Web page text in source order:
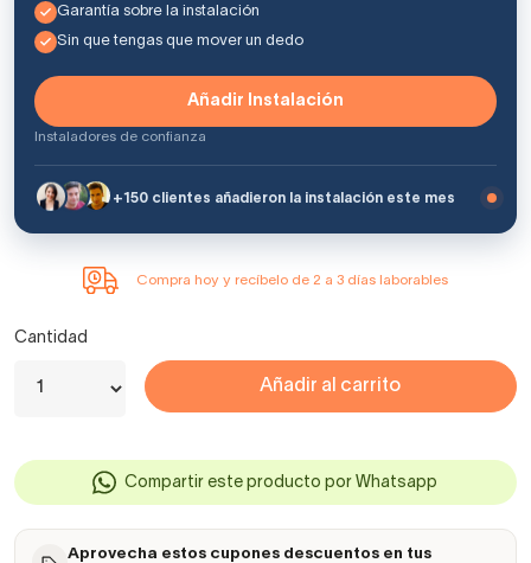
Garantía sobre la instalación
Sin que tengas que mover un dedo
Añadir Instalación
Instaladores de confianza
+150 clientes añadieron la instalación este mes
Compra hoy y recíbelo de 2 a 3 días laborables
Cantidad
Añadir al carrito
Compartir este producto por Whatsapp
Aprovecha estos cupones descuentos en tus